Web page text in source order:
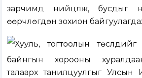
зарчимд нийцүүлж, бусдыг
өөрчлөгдөн зохион
Хууль, тогтоолын
байнгын хорооны
талаарх танилцуулгыг Улсын